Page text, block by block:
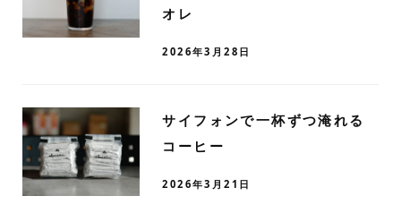
オレ
2026年3月28日
サイフォンで一杯ずつ淹れる
コーヒー
2026年3月21日